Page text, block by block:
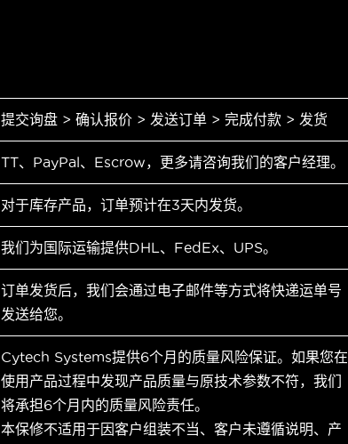
提交询盘 > 确认报价 > 发送订单 > 完成付款 > 发货
TT、PayPal、Escrow，更多请咨询我们的客户经理。
对于库存产品，订单预计在3天内发货。
我们为国际运输提供DHL、FedEx、UPS。
订单发货后，我们会通过电子邮件等方式将快递运单号
发送给您。
Cytech Systems提供6个月的质量风险保证。如果您在
使用产品过程中发现产品质量与原技术参数不符，我们
将承担6个月内的质量风险责任。
本保修不适用于因客户组装不当、客户未遵循说明、产